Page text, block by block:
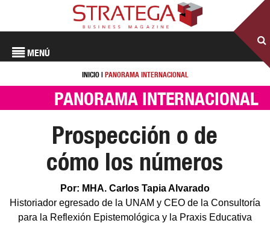
MENÚ
INICIO| PANORAMA INTERNACIONAL
PANORAMA INTERNACIONAL
Prospección o de
cómo los números
Por: MHA. Carlos Tapia Alvarado
Historiador egresado de la UNAM y CEO de la Consultoría
para la Reflexión Epistemológica y la Praxis Educativa